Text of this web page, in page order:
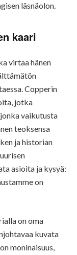
läsnäolon.
kaari
virtaa hänen
Copperin
jotka
vaikutusta
teoksensa
ja historian
asioita ja kysyä:
on
on oma
kuvata
moninaisuus,